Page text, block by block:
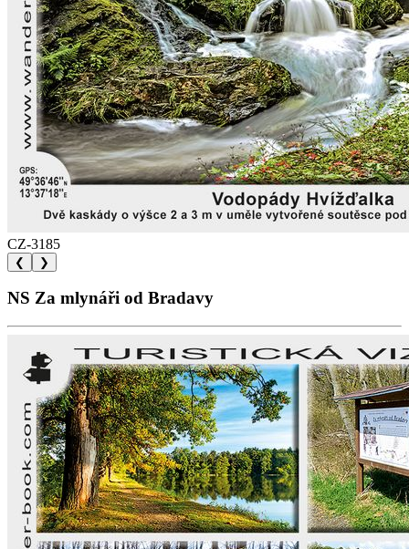
CZ-3185
❮ ❯
NS Za mlynáři od Bradavy